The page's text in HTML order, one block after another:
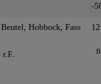
-
Hobbock, Fass
r.F.